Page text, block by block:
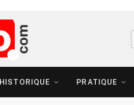
HISTORIQUE PRATIQUE